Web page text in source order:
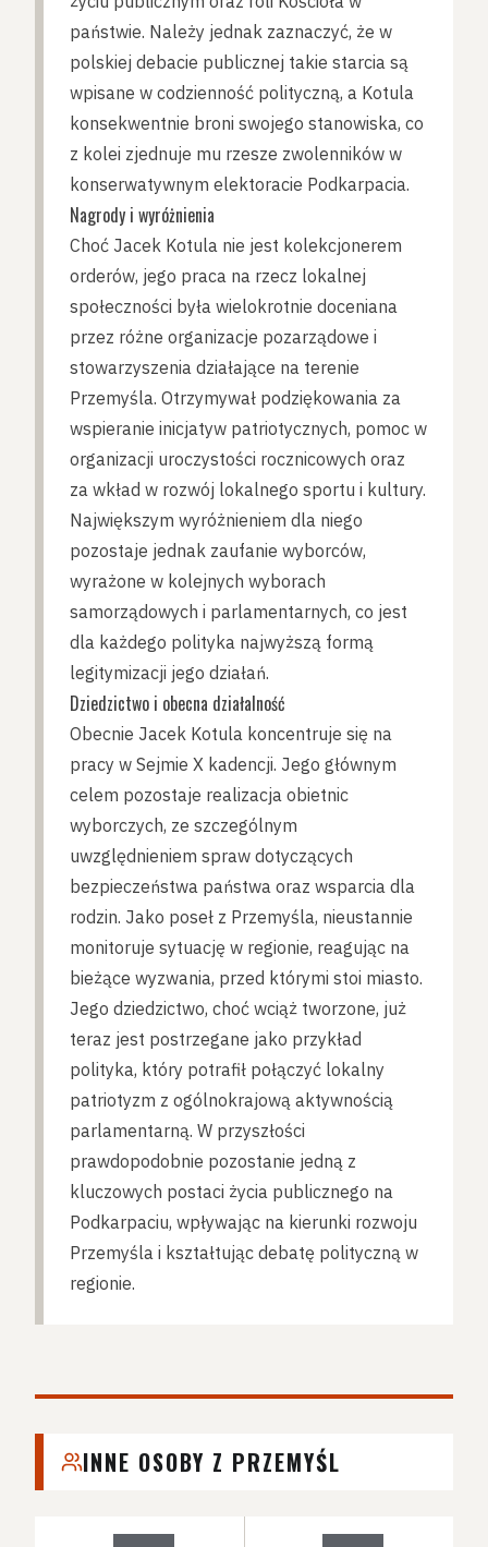
państwie. Należy jednak zaznaczyć, że w
polskiej debacie publicznej takie starcia są
wpisane w codzienność polityczną, a Kotula
konsekwentnie broni swojego stanowiska, co
z kolei zjednuje mu rzesze zwolenników w
konserwatywnym elektoracie Podkarpacia.
Nagrody i wyróżnienia
Choć Jacek Kotula nie jest kolekcjonerem
orderów, jego praca na rzecz lokalnej
społeczności była wielokrotnie doceniana
przez różne organizacje pozarządowe i
stowarzyszenia działające na terenie
Przemyśla. Otrzymywał podziękowania za
wspieranie inicjatyw patriotycznych, pomoc w
organizacji uroczystości rocznicowych oraz
za wkład w rozwój lokalnego sportu i kultury.
Największym wyróżnieniem dla niego
pozostaje jednak zaufanie wyborców,
wyrażone w kolejnych wyborach
samorządowych i parlamentarnych, co jest
dla każdego polityka najwyższą formą
legitymizacji jego działań.
Dziedzictwo i obecna działalność
Obecnie Jacek Kotula koncentruje się na
pracy w Sejmie X kadencji. Jego głównym
celem pozostaje realizacja obietnic
wyborczych, ze szczególnym
uwzględnieniem spraw dotyczących
bezpieczeństwa państwa oraz wsparcia dla
rodzin. Jako poseł z Przemyśla, nieustannie
monitoruje sytuację w regionie, reagując na
bieżące wyzwania, przed którymi stoi miasto.
Jego dziedzictwo, choć wciąż tworzone, już
teraz jest postrzegane jako przykład
polityka, który potrafił połączyć lokalny
patriotyzm z ogólnokrajową aktywnością
parlamentarną. W przyszłości
prawdopodobnie pozostanie jedną z
kluczowych postaci życia publicznego na
Podkarpaciu, wpływając na kierunki rozwoju
Przemyśla i kształtując debatę polityczną w
regionie.
INNE OSOBY Z PRZEMYŚL